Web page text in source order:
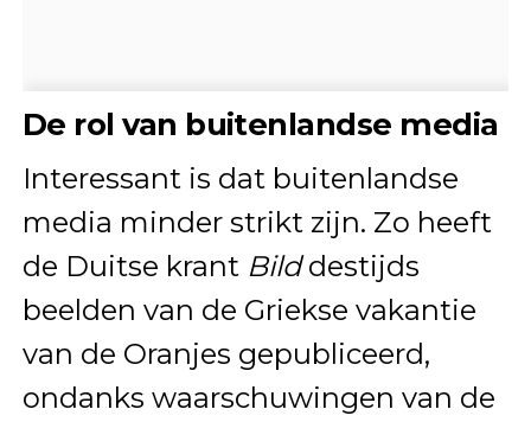
De rol van buitenlandse media
Interessant is dat buitenlandse
media minder strikt zijn. Zo heeft
de Duitse krant Bilddestijds
beelden van de Griekse vakantie
van de Oranjes gepubliceerd,
ondanks waarschuwingen van de